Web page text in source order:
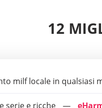
12
milf locale in qualsiasi
serie e ricche